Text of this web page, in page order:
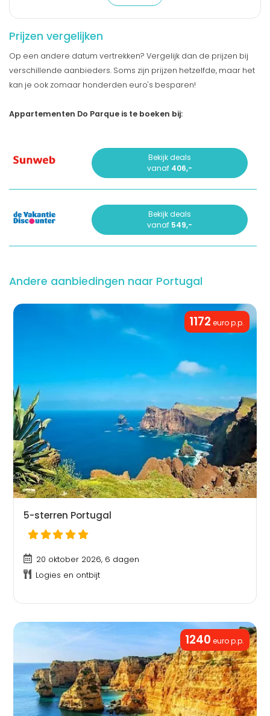
Prijzen vergelijken
Op een andere datum vertrekken? Vergelijk dan de prijzen bij
verschillende aanbieders. Soms zijn prijzen hetzelfde, maar het
kan je ook zomaar honderden euro's besparen!
Appartementen Do Parque is te boeken bij:
Bekijk deals
vanaf406,-
Bekijk deals
vanaf549,-
Andere aanbiedingen naar Portugal
1172 euro p.p.
5-sterren Portugal
20 oktober 2026, 6 dagen
Logies en ontbijt
1240 euro p.p.